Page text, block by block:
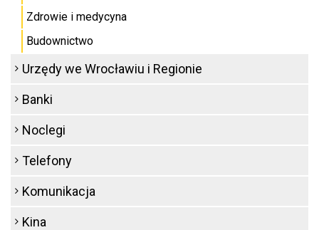
Zdrowie i medycyna
Budownictwo
Urzędy we Wrocławiu i Regionie
Banki
Noclegi
Telefony
Komunikacja
Kina